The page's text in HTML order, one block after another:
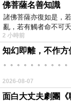
創意的媽媽一度
的育兒好夥伴蓓
據早上得知的情
丘自行車躍動體
變化，臨出門前
佛菩薩名善知識
諸佛菩薩亦復如是，
亂，若有觸者命不可
受
2 小時前
知幻即離，不作
。。。。。。。。。。
2026-08-07
面白大丈夫劇團《